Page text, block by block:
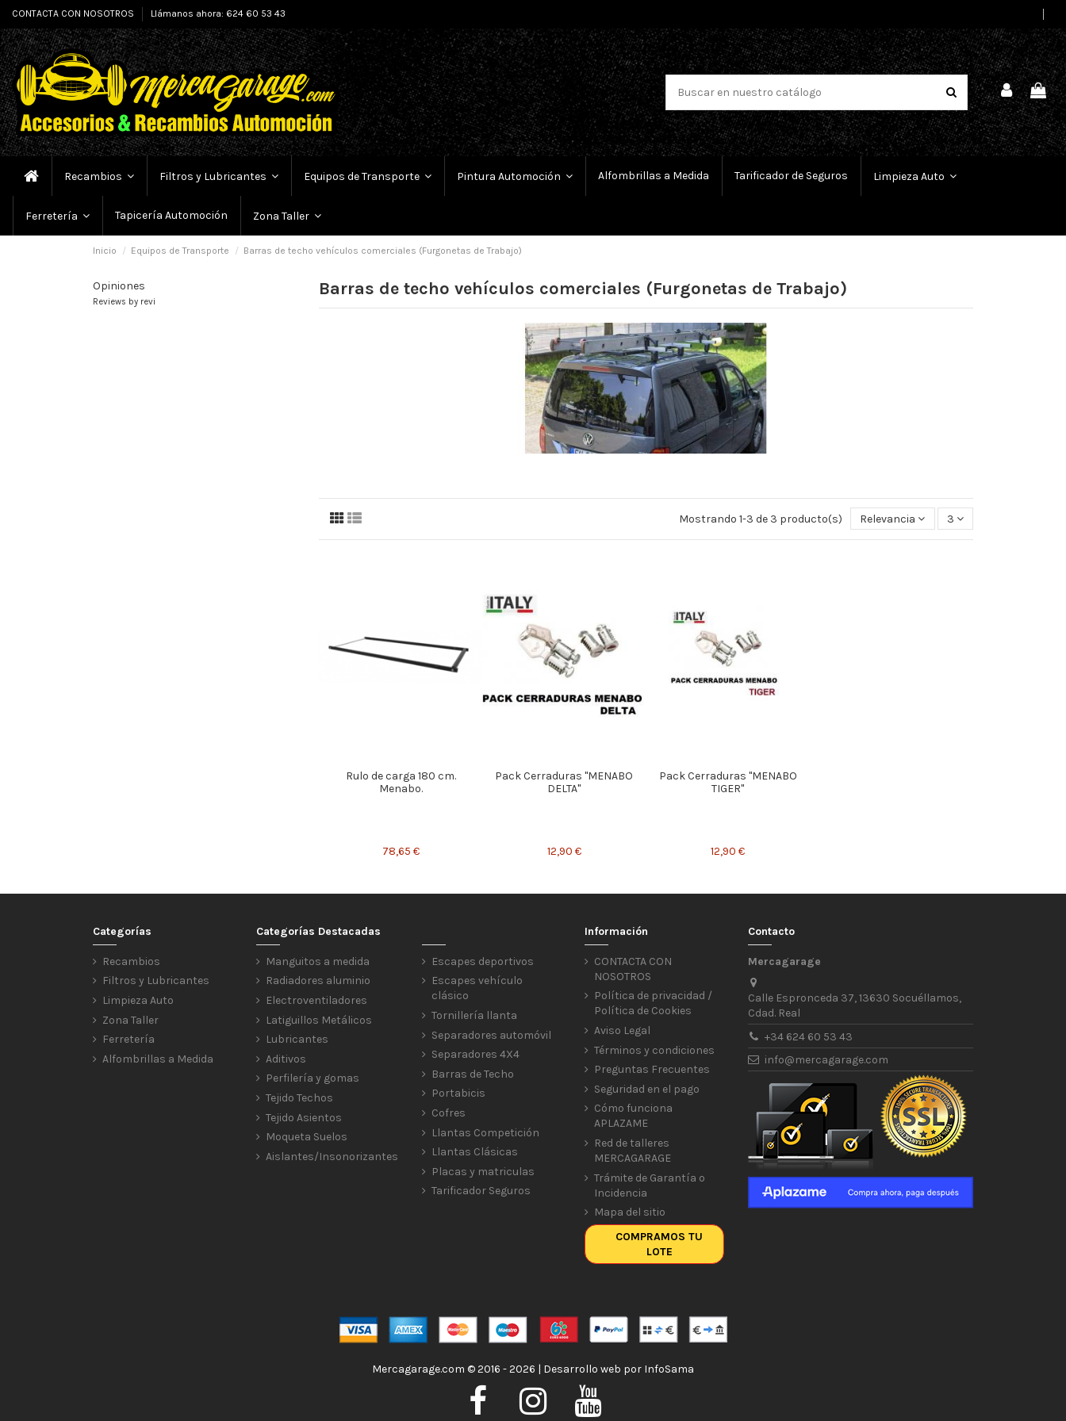
CONTACTA CON NOSOTROS Llámanos ahora: 624 60 53 43
Recambios Filtros y Lubricantes Equipos de Transporte Pintura Automoción Alfombrillas a Medida Tarificador de Seguros Limpieza Auto
Ferretería Tapicería Automoción Zona Taller
Inicio Equipos de Transporte Barras de techo vehículos comerciales (Furgonetas de Trabajo)
Barras de techo vehículos comerciales (Furgonetas de Trabajo)
Mostrando 1-3 de 3 producto(s) Relevancia 3
Rulo de carga 180 cm.
Menabo.
78,65 €
Pack Cerraduras "MENABO
DELTA"
12,90 €
Pack Cerraduras "MENABO
TIGER"
12,90 €
Opiniones
Reviews by revi
Categorías
Recambios
Filtros y Lubricantes
Limpieza Auto
Zona Taller
Ferretería
Alfombrillas a Medida
Categorías Destacadas
Manguitos a medida
Radiadores aluminio
Electroventiladores
Latiguillos Metálicos
Lubricantes
Aditivos
Perfilería y gomas
Tejido Techos
Tejido Asientos
Moqueta Suelos
Aislantes/Insonorizantes
Escapes deportivos
Escapes vehículo
clásico
Tornillería llanta
Separadores automóvil
Separadores 4X4
Barras de Techo
Portabicis
Cofres
Llantas Competición
Llantas Clásicas
Placas y matriculas
Tarificador Seguros
Información
CONTACTA CON
NOSOTROS
Política de privacidad /
Política de Cookies
Aviso Legal
Términos y condiciones
Preguntas Frecuentes
Seguridad en el pago
Cómo funciona
APLAZAME
Red de talleres
MERCAGARAGE
Trámite de Garantía o
Incidencia
Mapa del sitio
COMPRAMOS TU
LOTE
Contacto
Mercagarage
Calle Espronceda 37, 13630 Socuéllamos,
Cdad. Real
+34 624 60 53 43
info@mercagarage.com
Mercagarage.com © 2016 - 2026 | Desarrollo web por InfoSama